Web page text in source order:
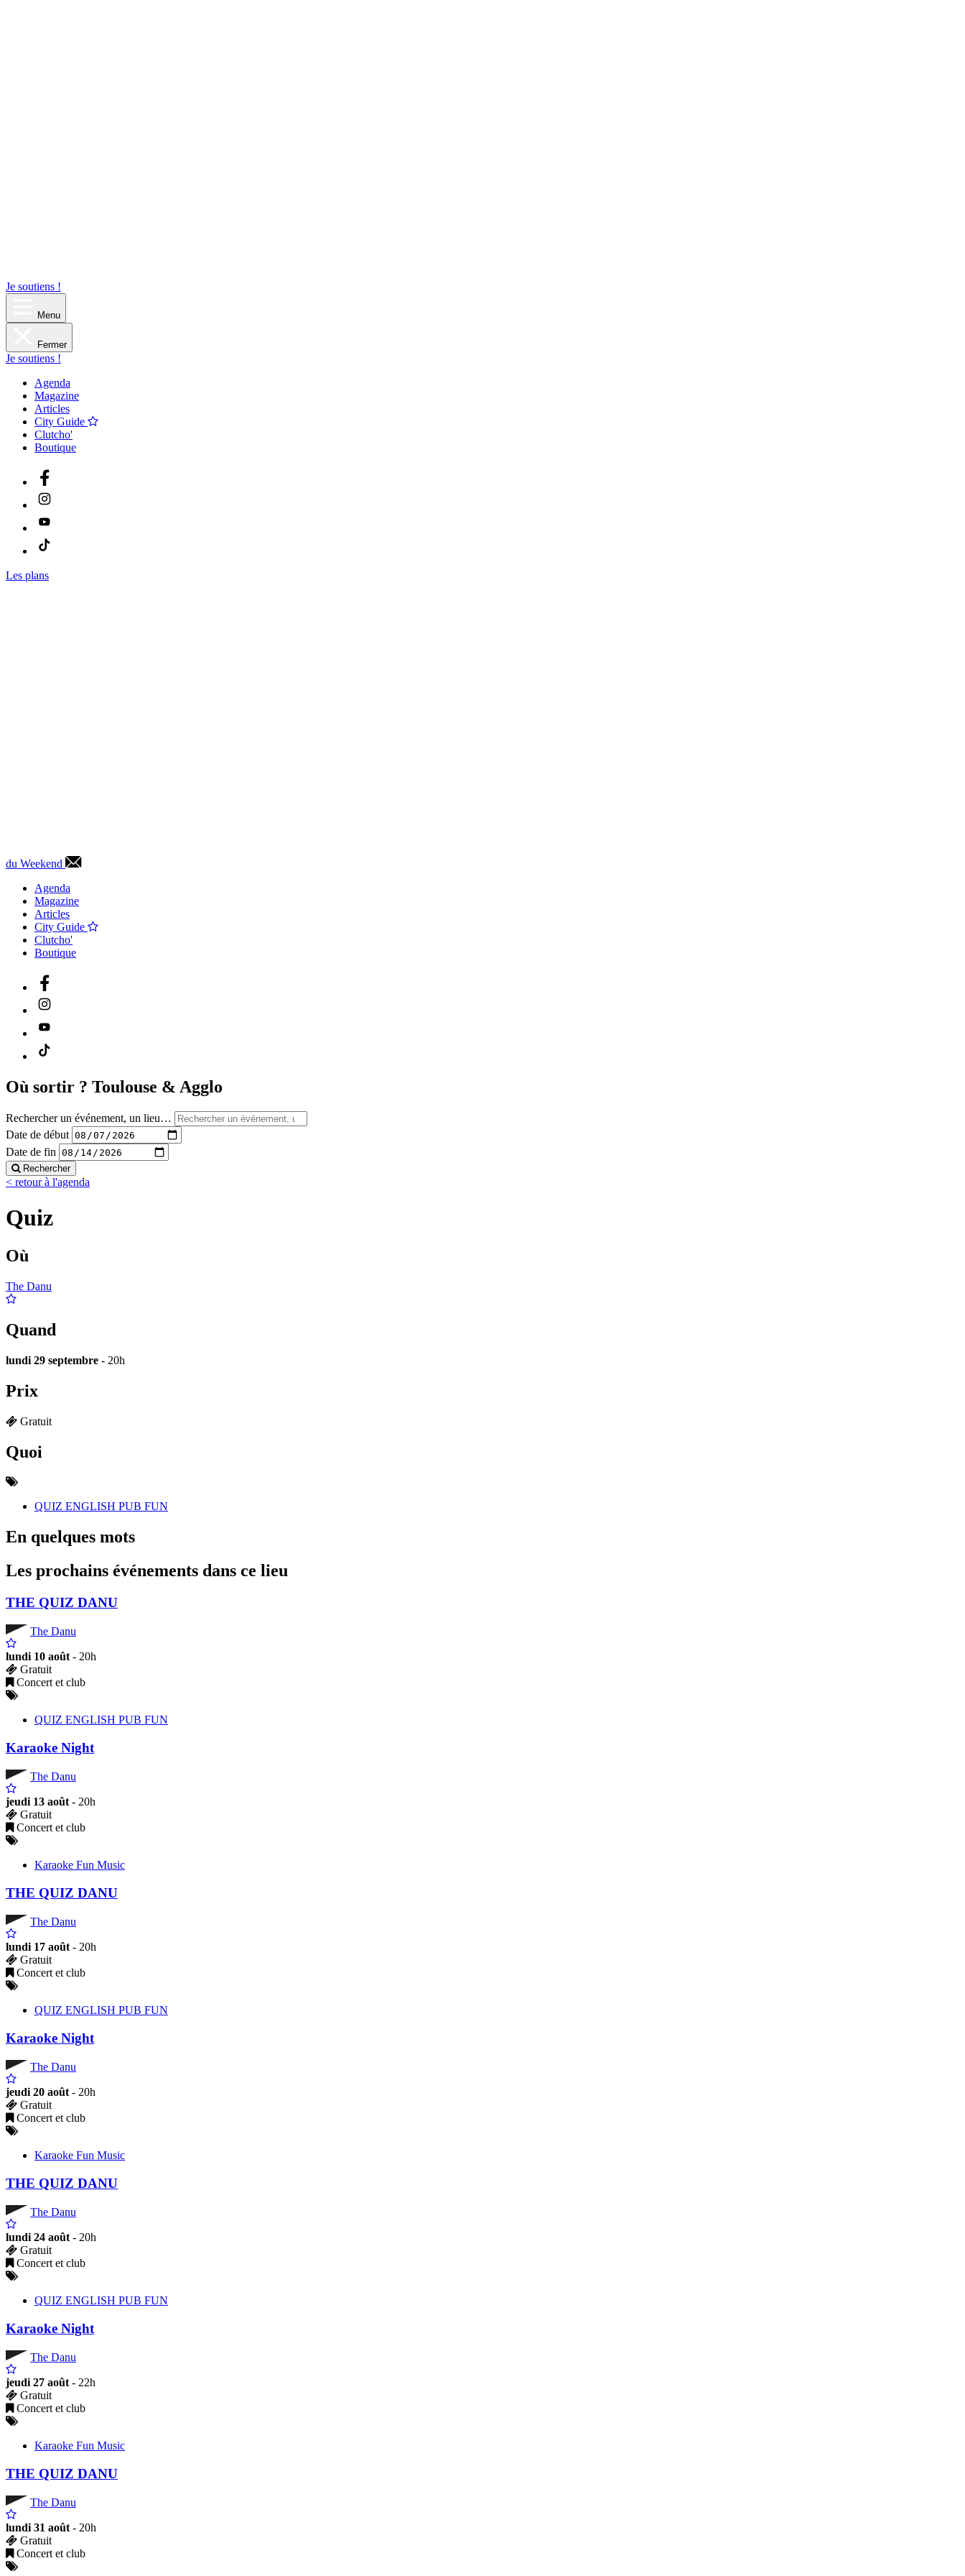
Je soutiens !
Menu
Fermer
Je soutiens !
Agenda
Magazine
Articles
City Guide
Clutcho'
Boutique
Les plans
du Weekend
Agenda
Magazine
Articles
City Guide
Clutcho'
Boutique
Où sortir ? Toulouse & Agglo
Rechercher un événement, un lieu…
Date de début
Date de fin
Rechercher
< retour à l'agenda
Quiz
Où
The Danu
Quand
lundi 29 septembre - 20h
Prix
Gratuit
Quoi
QUIZ ENGLISH PUB FUN
En quelques mots
Les prochains événements dans ce lieu
THE QUIZ DANU
The Danu
lundi 10 août- 20h
Gratuit
Concert et club
QUIZ ENGLISH PUB FUN
Karaoke Night
The Danu
jeudi 13 août- 20h
Gratuit
Concert et club
Karaoke Fun Music
THE QUIZ DANU
The Danu
lundi 17 août- 20h
Gratuit
Concert et club
QUIZ ENGLISH PUB FUN
Karaoke Night
The Danu
jeudi 20 août- 20h
Gratuit
Concert et club
Karaoke Fun Music
THE QUIZ DANU
The Danu
lundi 24 août- 20h
Gratuit
Concert et club
QUIZ ENGLISH PUB FUN
Karaoke Night
The Danu
jeudi 27 août- 22h
Gratuit
Concert et club
Karaoke Fun Music
THE QUIZ DANU
The Danu
lundi 31 août- 20h
Gratuit
Concert et club